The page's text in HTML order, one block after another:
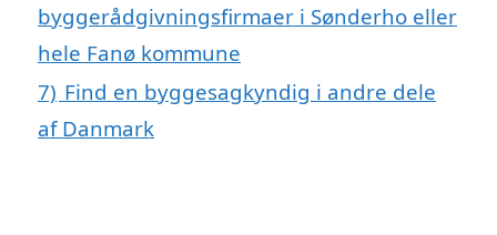
byggerådgivningsfirmaer i Sønderho eller
hele Fanø kommune
7) Find en byggesagkyndig i andre dele
af Danmark